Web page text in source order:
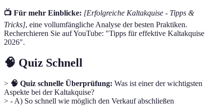
📺 Für mehr Einblicke: [Erfolgreiche Kaltakquise - Tipps &
Tricks], eine vollumfängliche Analyse der besten Praktiken.
Recherchieren Sie auf YouTube: "Tipps für effektive Kaltakquise
2026".
🧠 Quiz Schnell
> 🧠 Quiz schnelle Überprüfung: Was ist einer der wichtigsten
Aspekte bei der Kaltakquise?
> - A) So schnell wie möglich den Verkauf abschließen